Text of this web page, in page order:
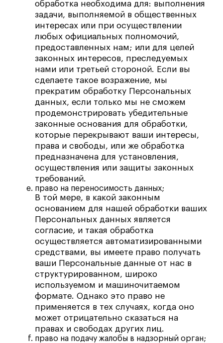
обработка необходима для: выполнения
задачи, выполняемой в общественных
интересах или при осуществлении
любых официальных полномочий,
предоставленных нам; или для целей
законных интересов, преследуемых
нами или третьей стороной. Если вы
сделаете такое возражение, мы
прекратим обработку Персональных
данных, если только мы не сможем
продемонстрировать убедительные
законные основания для обработки,
которые перекрывают ваши интересы,
права и свободы, или же обработка
предназначена для установления,
осуществления или защиты законных
требований.
право на переносимость данных;
В той мере, в какой законным
основанием для нашей обработки ваших
Персональных данных является
согласие, и такая обработка
осуществляется автоматизированными
средствами, вы имеете право получать
ваши Персональные данные от нас в
структурированном, широко
используемом и машиночитаемом
формате. Однако это право не
применяется в тех случаях, когда оно
может отрицательно сказаться на
правах и свободах других лиц.
право на подачу жалобы в надзорный орган;